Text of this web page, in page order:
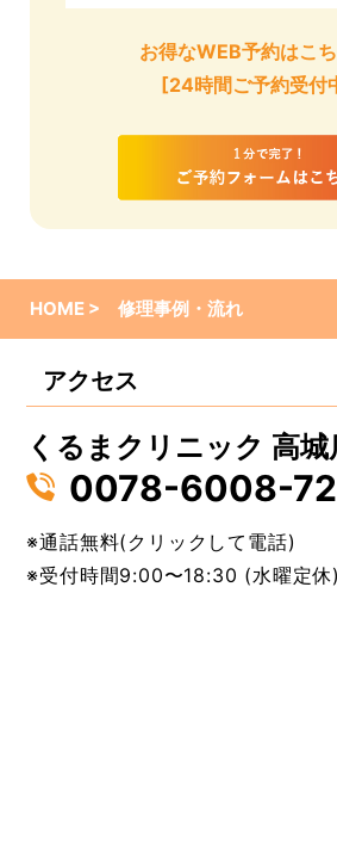
お得なWEB予約はこ
[24時間ご予約受付
HOME > 修理事例・流れ
アクセス
くるまクリニック 高城
0078-6008-
※通話無料(クリックして電話)
※受付時間9:00〜18:30 (水曜定休)